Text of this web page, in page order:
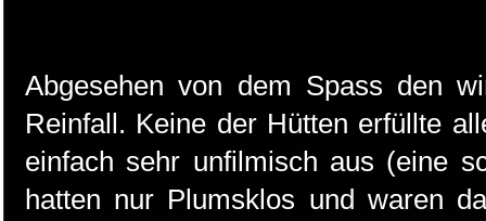
Abgesehen von dem Spass den
Reinfall. Keine der Hütten erfüllte
einfach sehr unfilmisch aus (eine
hatten nur Plumsklos und waren